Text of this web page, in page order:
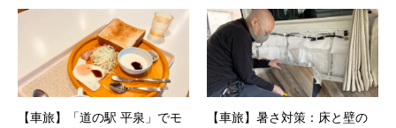
【車旅】「道の駅 平泉」でモ
【車旅】暑さ対策：床と壁の